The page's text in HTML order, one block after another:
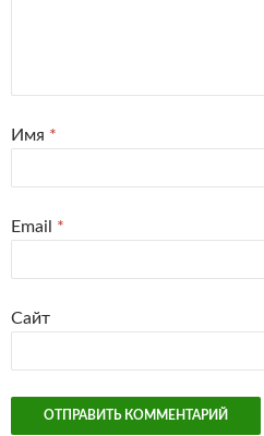
Имя *
Email *
Сайт